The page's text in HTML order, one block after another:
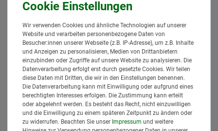
TLH 240 Multi Breite
2.400mm
4.367,95 € *
Lieferzeit: bis zu 4 Wochen*
In den
Warenkorb
inkl. MwSt.zzgl.Versand
TG 180 Breite
1.800mm
1.602,95 € *
Lieferzeit: bis zu 4 Wochen*
In den
Warenkorb
*inkl. MwSt.zzgl.
Neuheit Neuheit
Wir verwenden Cookies und ähnliche Technologien auf unserer
Website und verarbeiten personenbezogene Daten von
Besucher:innen unserer Webseite (z.B. IP-Adresse), um z.B. Inhalte
und Anzeigen zu personalisieren, Medien von Drittanbietern
einzubinden oder Zugriffe auf unsere Website zu analysieren. Die
Datenverarbeitung erfolgt erst durch gesetzte Cookies. Wir teilen
diese Daten mit Dritten, die wir in den Einstellungen benennen.
Die Datenverarbeitung kann mit Einwilligung oder aufgrund eines
berechtigten Interesses erfolgen. Die Zustimmung kann erteilt
oder abgelehnt werden. Es besteht das Recht, nicht einzuwilligen
und die Einwilligung zu einem späteren Zeitpunkt zu ändern oder
zu widerrufen. Beachten Sie unser Impressum und weitere